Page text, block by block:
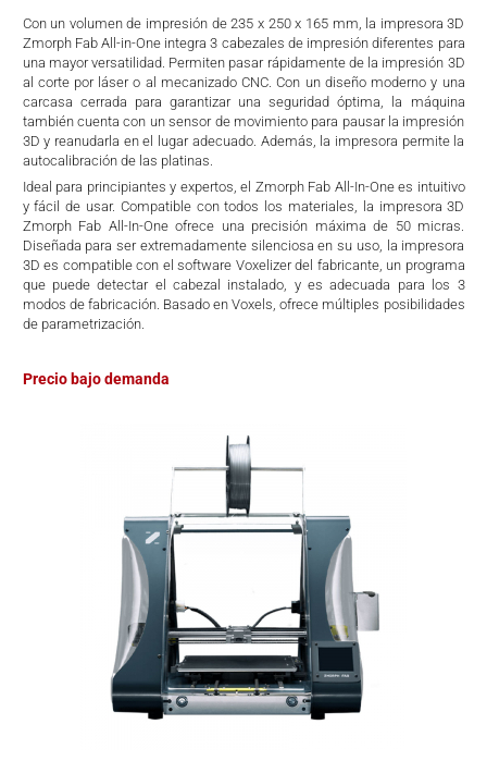
Con un volumen de impresión de 235 x 250 x 165 mm, la impresora 3D
Zmorph Fab All-in-One integra 3 cabezales de impresión diferentes para
una mayor versatilidad. Permiten pasar rápidamente de la impresión 3D
al corte por láser o al mecanizado CNC. Con un diseño moderno y una
carcasa cerrada para garantizar una seguridad óptima, la máquina
también cuenta con un sensor de movimiento para pausar la impresión
3D y reanudarla en el lugar adecuado. Además, la impresora permite la
autocalibración de las platinas.
Ideal para principiantes y expertos, el Zmorph Fab All-In-One es intuitivo
y fácil de usar. Compatible con todos los materiales, la impresora 3D
Zmorph Fab All-In-One ofrece una precisión máxima de 50 micras.
Diseñada para ser extremadamente silenciosa en su uso, la impresora
3D es compatible con el software Voxelizer del fabricante, un programa
que puede detectar el cabezal instalado, y es adecuada para los 3
modos de fabricación. Basado en Voxels, ofrece múltiples posibilidades
de parametrización.
Precio bajo demanda